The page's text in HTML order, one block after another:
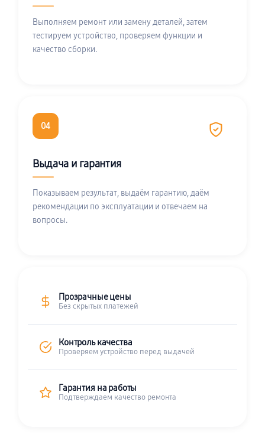
Выполняем ремонт или замену деталей, затем
тестируем устройство, проверяем функции и
качество сборки.
04
Выдача и гарантия
Показываем результат, выдаём гарантию, даём
рекомендации по эксплуатации и отвечаем на
вопросы.
Прозрачные цены
Без скрытых платежей
Контроль качества
Проверяем устройство перед выдачей
Гарантия на работы
Подтверждаем качество ремонта